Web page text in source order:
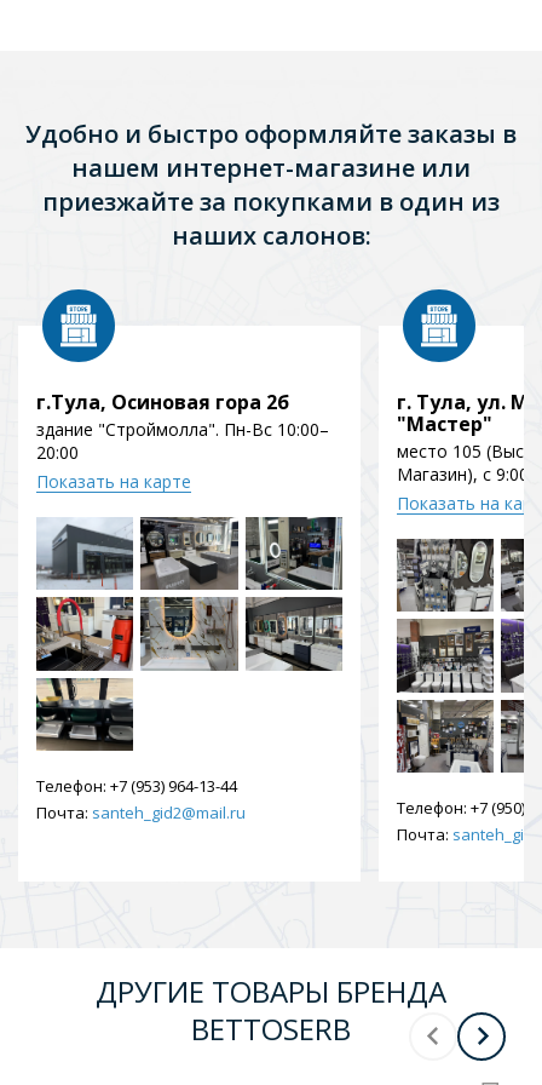
Удобно и быстро оформляйте заказы в
нашем интернет-магазине или
приезжайте за покупками в один из
наших салонов:
г.Тула, Осиновая гора 2б
здание "Строймолла". Пн-Вс 10:00–
20:00
Показать на карте
Телефон: +7 (953) 964-13-44
Почта: santeh_gid2@mail.ru
г. Тула, ул.
"Мастер"
место 105
Магазин), с 9:00
Показать на
Телефон: +7 (950)
Почта:
ДРУГИЕ ТОВАРЫ БРЕНДА
BETTOSERB